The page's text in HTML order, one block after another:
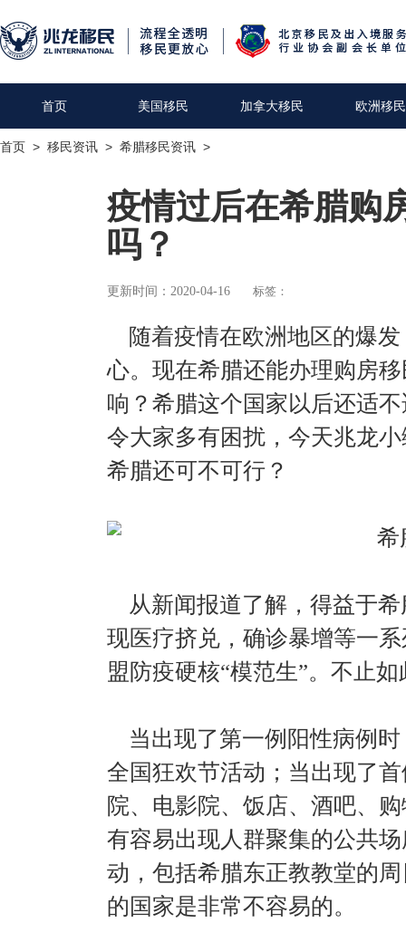
首页 美国移民 加拿大移民 欧洲移民
首页 > 移民资讯 > 希腊移民资讯 >
疫情过后在希腊购
吗？
更新时间：2020-04-16 标签：
随着疫情在欧洲地区的爆
心。现在希腊还能办理购房
响？希腊这个国家以后还适
令大家多有困扰，今天兆龙
希腊还可不可行？
从新闻报道了解，得益于
现医疗挤兑，确诊暴增等一
盟防疫硬核“模范生”。不止
当出现了第一例阳性病例
全国狂欢节活动；当出现了
院、电影院、饭店、酒吧、
有容易出现人群聚集的公共
动，包括希腊东正教教堂的
的国家是非常不容易的。